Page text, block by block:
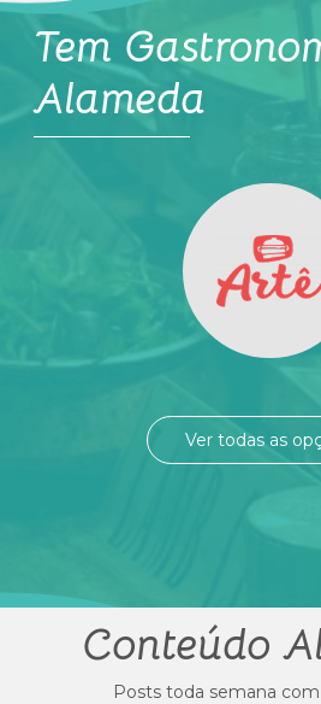
Tem
Alameda
Ver todas as
Conteúdo
Posts toda semana